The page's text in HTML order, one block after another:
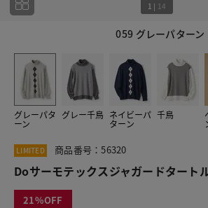
059 グレーパターン
1 | 14
グレーパタ
ーン
グレー千鳥 ネイビーパ
ターン
千鳥
LIMITED 商品番号：56320
Doサーモテックスジャガードタート
21
この商品をシェアする
Doサーモテックスジャガード
¥5,490 税込¥6,039